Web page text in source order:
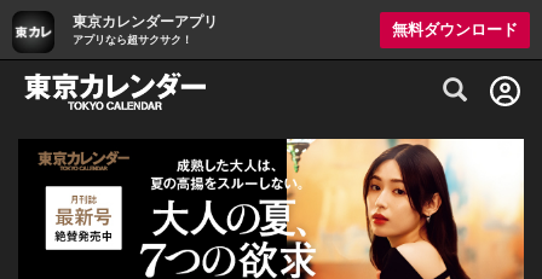
東京カレンダーアプリ
アプリなら超サクサク！
無料ダウンロード
グルメ情報・プレミアムレストラン予約